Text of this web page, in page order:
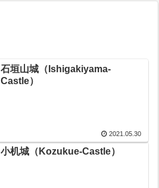
石垣山城（Ishigakiyama-
Castle）
2021.05.30
小机城（Kozukue-Castle）